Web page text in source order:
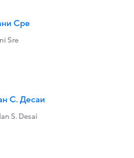
Сре
Sre
С. Десаи
S. Desai